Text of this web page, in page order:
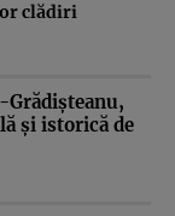
clădiri
Grădişteanu,
şi istorică de